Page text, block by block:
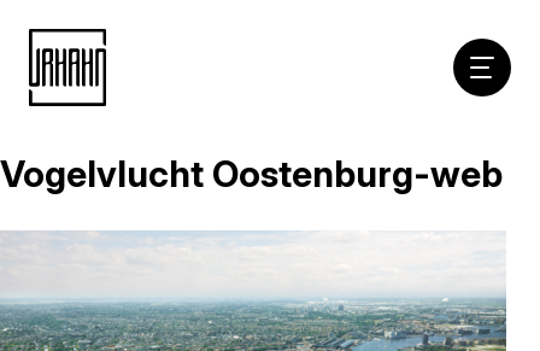
Naar
inhoud
Vogelvlucht Oostenburg-web